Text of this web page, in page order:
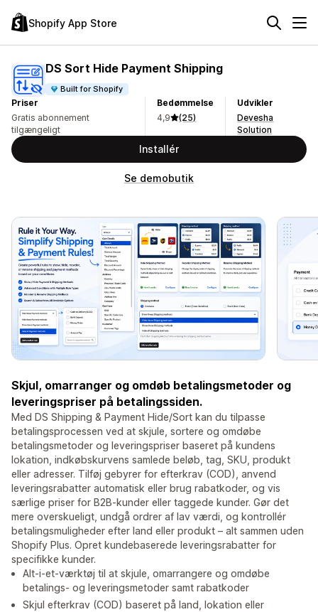
Shopify App Store
DS Sort Hide Payment Shipping
Built for Shopify
Priser
Gratis abonnement
tilgængeligt
Bedømmelse
4,9
(25)
Udvikler
Devesha
Solution
Installér
Se demobutik
Skjul, omarranger og omdøb betalingsmetoder og
leveringspriser på betalingssiden.
Med DS Shipping & Payment Hide/Sort kan du tilpasse
betalingsprocessen ved at skjule, sortere og omdøbe
betalingsmetoder og leveringspriser baseret på kundens
lokation, indkøbskurvens samlede beløb, tag, SKU, produkt
eller adresser. Tilføj gebyrer for efterkrav (COD), anvend
leveringsrabatter automatisk eller brug rabatkoder, og vis
særlige priser for B2B-kunder eller taggede kunder. Gør det
mere overskueligt, undgå ordrer af lav værdi, og kontrollér
betalingsmuligheder efter land eller produkt – alt sammen uden
Shopify Plus. Opret kundebaserede leveringsrabatter for
specifikke kunder.
Alt-i-et-værktøj til at skjule, omarrangere og omdøbe
betalings- og leveringsmetoder samt rabatkoder
Skjul efterkrav (COD) baseret på land, lokation eller